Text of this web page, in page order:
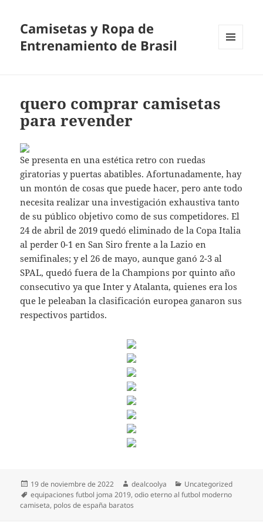
Camisetas y Ropa de
Entrenamiento de Brasil
quero comprar camisetas
para revender
Se presenta en una estética retro con ruedas
giratorias y puertas abatibles. Afortunadamente, hay
un montón de cosas que puede hacer, pero ante todo
necesita realizar una investigación exhaustiva tanto
de su público objetivo como de sus competidores. El
24 de abril de 2019 quedó eliminado de la Copa Italia
al perder 0-1 en San Siro frente a la Lazio en
semifinales; y el 26 de mayo, aunque ganó 2-3 al
SPAL, quedó fuera de la Champions por quinto año
consecutivo ya que Inter y Atalanta, quienes era los
que le peleaban la clasificación europea ganaron sus
respectivos partidos.
Publicado
el
19 de noviembre de 2022 Autor
dealcoolya Categorías
Uncategorized
Etiquetas
equipaciones futbol joma 2019,odio eterno al futbol moderno
camiseta, polos de españa baratos